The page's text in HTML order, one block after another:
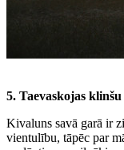
5. Taevaskojas
Kivaluns savā garā ir
vientulību, tāpēc par